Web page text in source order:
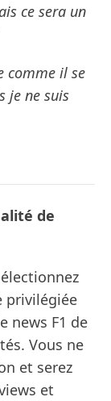
ce sera un
comme il se
je ne suis
de
privilégiée
news F1 de
Vous ne
et serez
et